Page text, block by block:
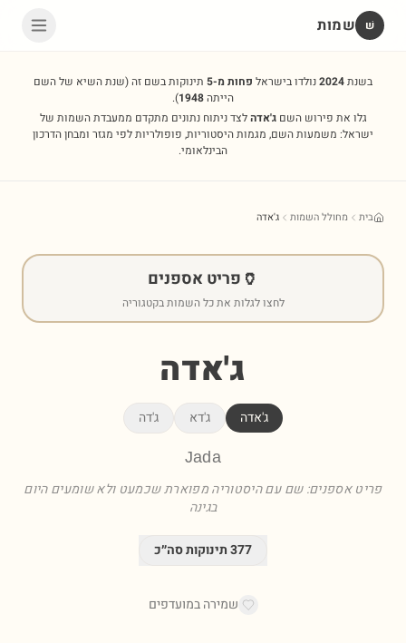
שׁ שמות
בשנת2024נולדו בישראל פחות מ-5 תינוקות בשם זה(שנת השיא של השם
הייתה1948
).
גלו את פירוש השםג'אדהלצד ניתוח נתונים מתקדם ממעבדת השמות של
ישראל: משמעות השם, מגמות היסטוריות, פופולריות לפי מגזר ומבחן הדרכון
הבינלאומי.
בית מחולל השמות ג'אדה
🏺 פריט אספנים
לחצו לגלות את כל השמות בקטגוריה
ג'אדה
ג'אדה ג'דא ג'דה
Jada
פריט אספנים: שם עם היסטוריה מפוארת שכמעט ולא שומעים היום
בגינה
377תינוקות סה״כ
שמירה במועדפים